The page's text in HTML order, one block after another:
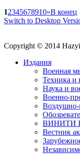
12345678910»В конец
Switch to Desktop
Copyright © 2014
Издания
Военная
Техника и
Наука и
Военно-
Воздушно-
ВИНИТИ
Вестник